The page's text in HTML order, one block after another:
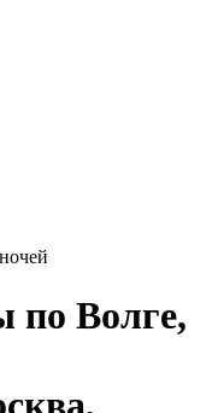
по Волге,